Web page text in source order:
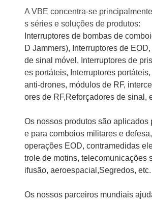
A VBE concentra-se
s séries e soluções de produtos:
Interruptores de bombas de
D Jammers), Interruptores de
de sinal móvel, Interruptores de
es portáteis, Interruptores
anti-drones, módulos de RF,
ores de RF,Reforçadores de sinal,
Os nossos produtos são aplicados
e para comboios militares e
operações EOD, contramedidas
trole de motins, telecomunicações
ifusão, aeroespacial,Segredos, etc.
Os nossos parceiros mundiais